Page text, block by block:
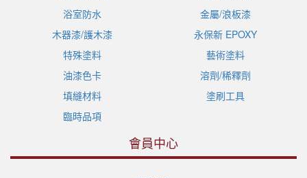
浴室防水
金屬/浪板漆
木器漆/護木漆
永保新 EPOXY
特殊塗料
藝術塗料
油漆色卡
溶劑/稀釋劑
填縫材料
塗刷工具
臨時品項
會員中心